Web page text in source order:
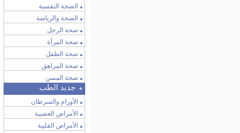
الصحة النفسية
الصحة والرياضة
صحة الرجل
صحة المرأة
صحة الطفل
صحة المراهق
صحة المسن
جديد الطب
الأورام والسرطان
الأمراض العصبية
الأمراض القلبية